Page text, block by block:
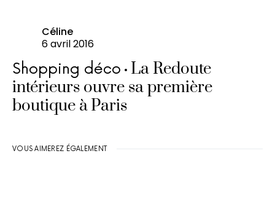
Céline
6 avril 2016
Shopping déco
La Redoute
intérieurs ouvre sa première
boutique à Paris
VOUS AIMEREZ ÉGALEMENT